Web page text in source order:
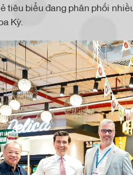
tiêu biểu đang phân phối
Kỳ.